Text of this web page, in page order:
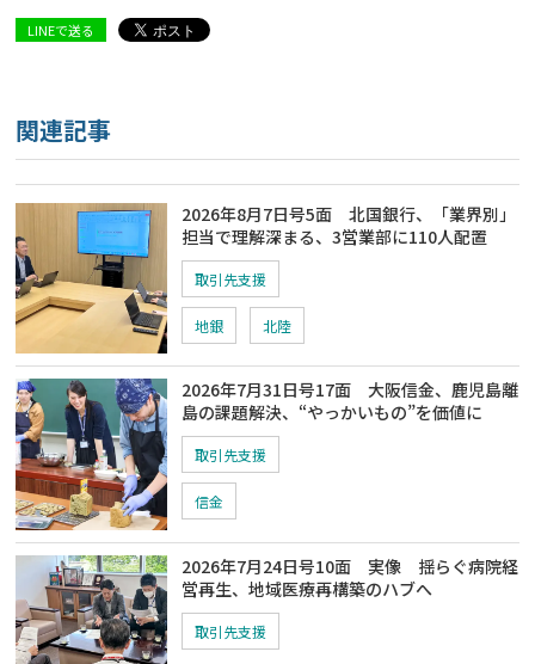
LINEで送る
関連記事
2026年8月7日号5面 北国銀行、「業界別」
担当で理解深まる、3営業部に110人配置
取引先支援
地銀 北陸
2026年7月31日号17面 大阪信金、鹿児島離
島の課題解決、“やっかいもの”を価値に
取引先支援
信金
2026年7月24日号10面 実像 揺らぐ病院経
営再生、地域医療再構築のハブへ
取引先支援